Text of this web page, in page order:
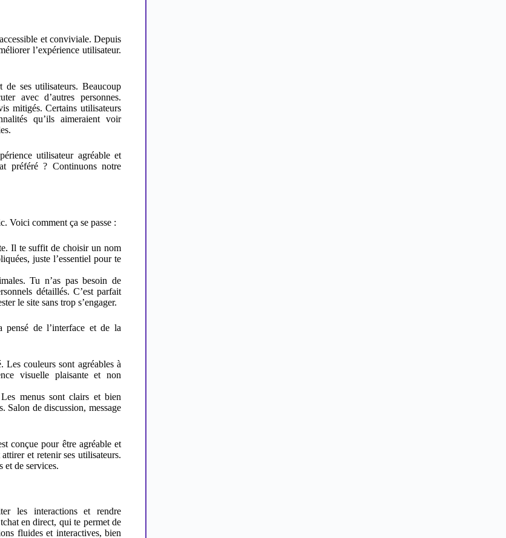
et conviviale. Depuis
l’expérience utilisateur.
ses utilisateurs. Beaucoup
avec d’autres personnes.
mitigés. Certains utilisateurs
qu’ils aimeraient voir
utilisateur agréable et
préféré ? Continuons notre
Voici comment ça se passe :
Il te suffit de choisir un nom
juste l’essentiel pour te
Tu n’as pas besoin de
détaillés. C’est parfait
le site sans trop s’engager.
de l’interface et de la
couleurs sont agréables à
visuelle plaisante et non
menus sont clairs et bien
Salon de discussion, message
conçue pour être agréable et
et retenir ses utilisateurs.
de services.
les interactions et rendre
en direct, qui te permet de
fluides et interactives, bien